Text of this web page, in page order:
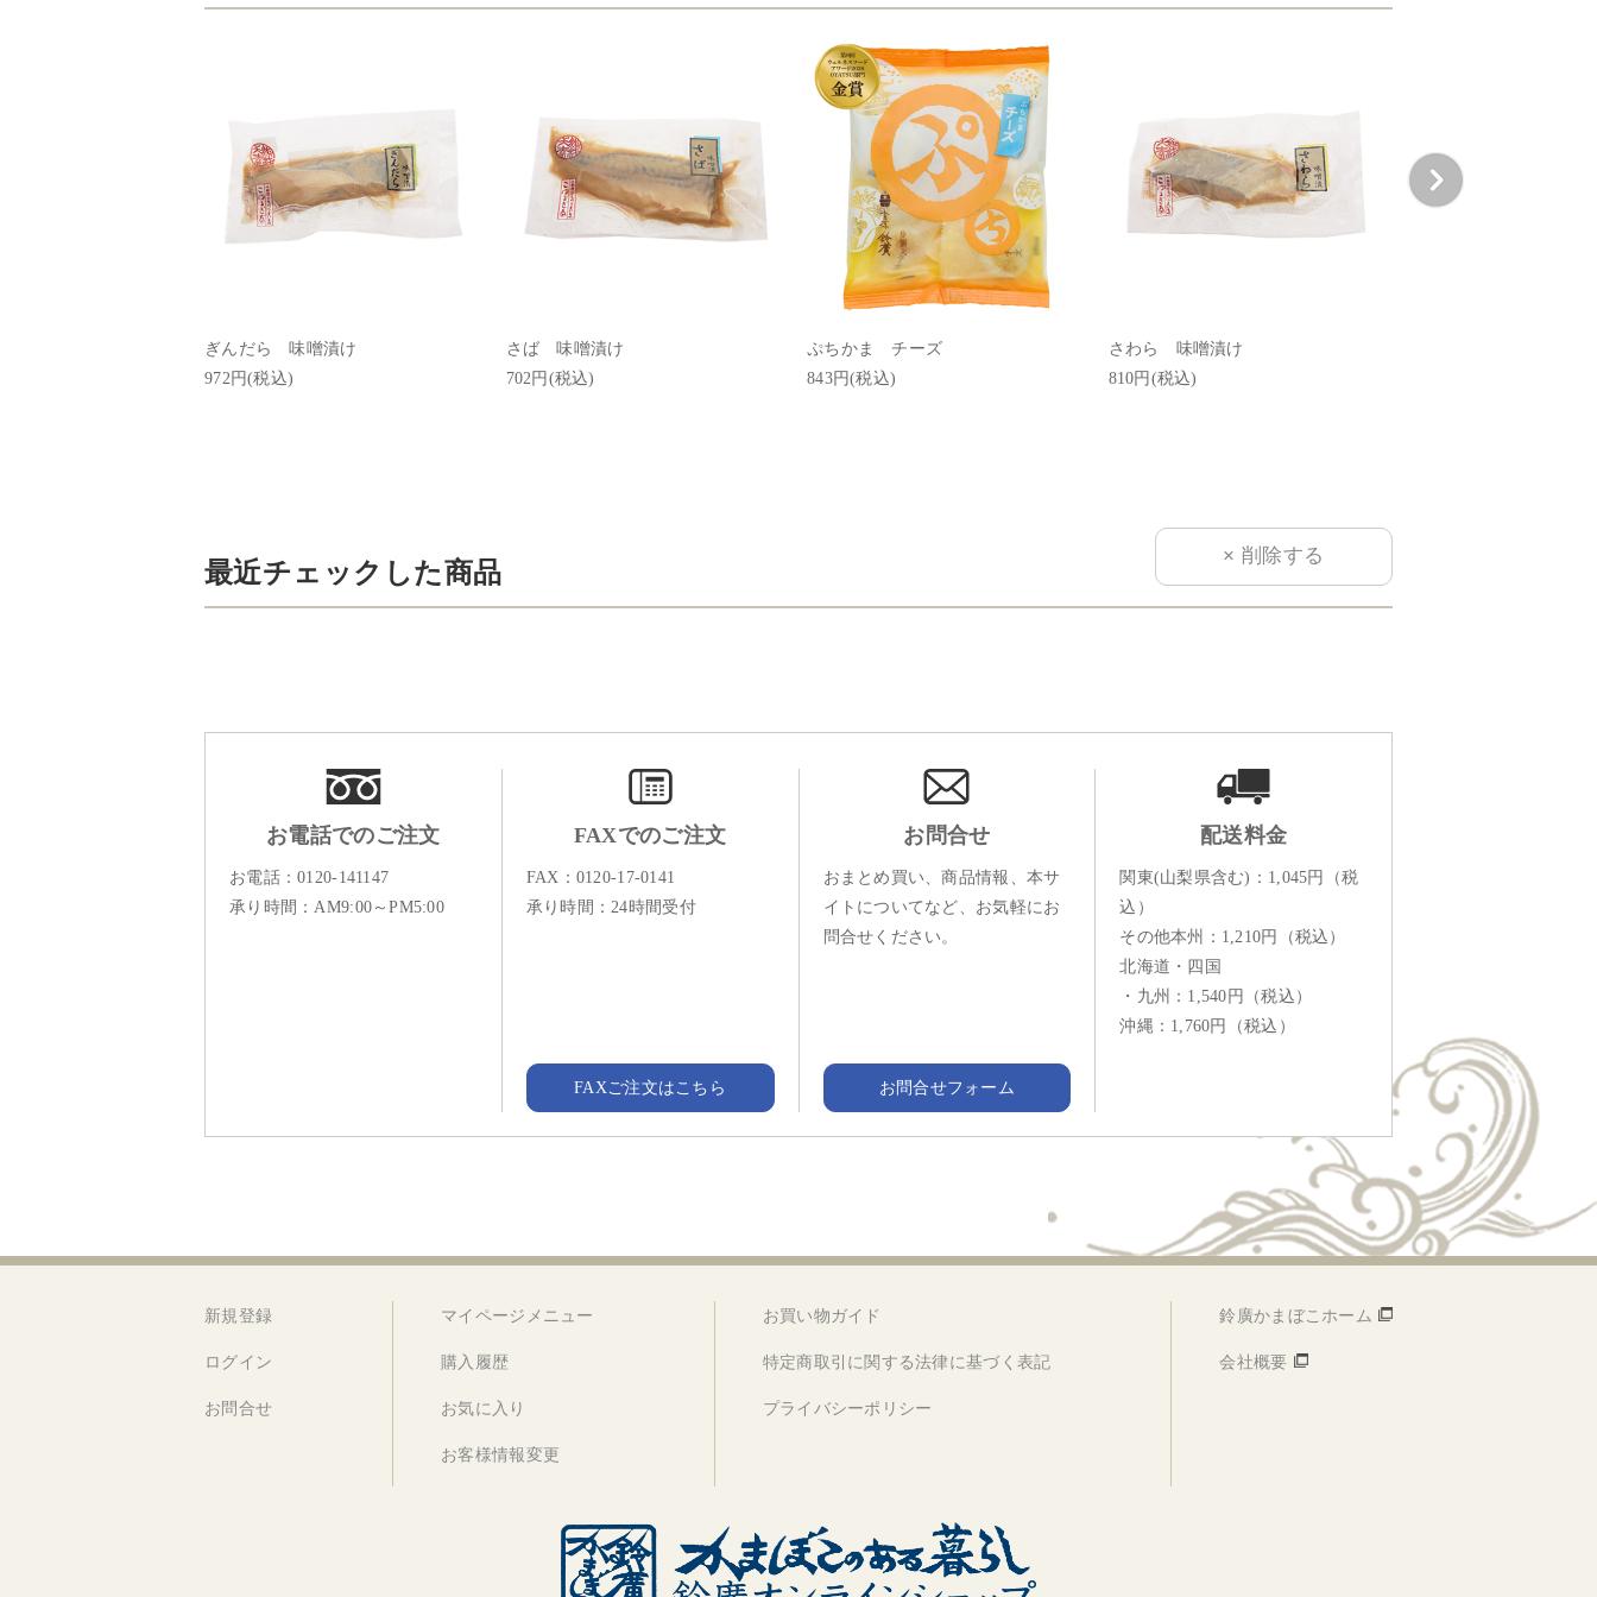
ぎんだら 味噌漬け
972円(税込)
さば 味噌漬け
702円(税込)
ぷちかま チーズ
843円(税込)
さわら 味噌漬け
810円(税込)
最近チェックした商品
お電話でのご注文
お電話：0120-141147
承り時間：AM9:00～PM5:00
FAXでのご注文
FAX：0120-17-0141
承り時間：24時間受付
FAXご注文はこちら
お問合せ
おまとめ買い、商品情報、本サ
イトについてなど、お気軽にお
問合せください。
お問合せフォーム
配送料金
関東(山梨県含む)：1,045円（税
込）
その他本州：1,210円（税込）
北海道・四国
・九州：1,540円（税込）
沖縄：1,760円（税込）
新規登録
ログイン
お問合せ
マイページメニュー
購入履歴
お気に入り
お客様情報変更
お買い物ガイド
特定商取引に関する法律に基づく表記
プライバシーポリシー
鈴廣かまぼこホーム
会社概要